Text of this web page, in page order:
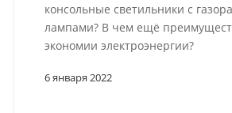
6 января 2022
консольные светильники с
лампами? В чем ещё
экономии электроэнергии?